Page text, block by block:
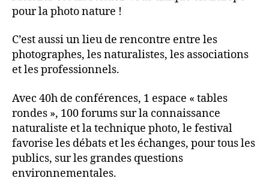
pour la photo nature !
C’est aussi un lieu de rencontre entre les
photographes, les naturalistes, les associations
et les professionnels.
Avec 40h de conférences, 1 espace « tables
rondes », 100 forums sur la connaissance
naturaliste et la technique photo, le festival
favorise les débats et les échanges, pour tous les
publics, sur les grandes questions
environnementales.